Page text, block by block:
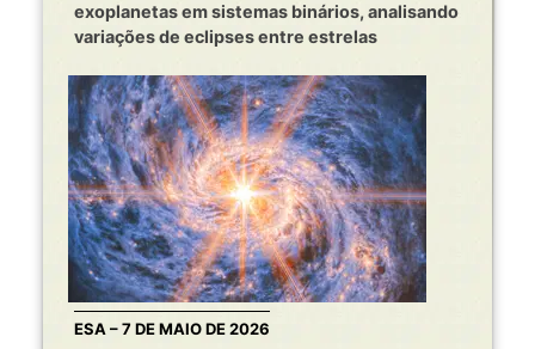
exoplanetas em sistemas binários, analisando
variações de eclipses entre estrelas
ESA – 7 DE MAIO DE 2026